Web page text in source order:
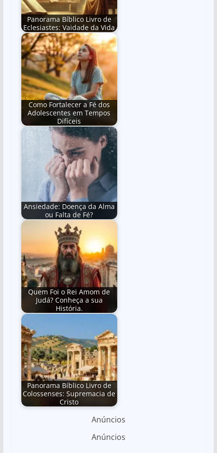
Panorama Bíblico Livro de
Eclesiastes: Vaidade da Vida
Como Fortalecer a Fé dos
Adolescentes em Tempos
Difíceis
Ansiedade: Doença da Alma
ou Falta de Fé?
Quem Foi o Rei Amom de
Judá? Conheça a sua
História.
Panorama Bíblico Livro de
Colossenses: Supremacia de
Cristo
Anúncios
Anúncios